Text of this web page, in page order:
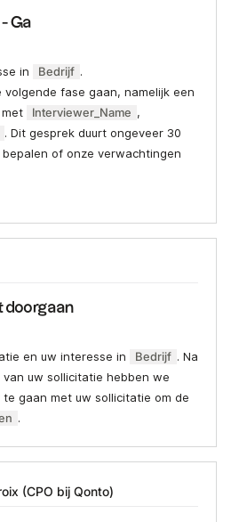
Ga
in
Bedrijf .
volgende fase gaan, namelijk een
Interviewer_Name ,
. Dit gesprek duurt ongeveer 30
of onze verwachtingen
doorgaan
en uw interesse in
Bedrijf . Na
uw sollicitatie hebben we
gaan met uw sollicitatie om de
.
(CPO bij Qonto)